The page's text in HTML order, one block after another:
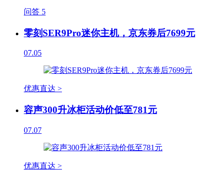
问答 5
零刻SER9Pro迷你主机，京东券后7699元
07.05
优惠直达 >
容声300升冰柜活动价低至781元
07.07
优惠直达 >